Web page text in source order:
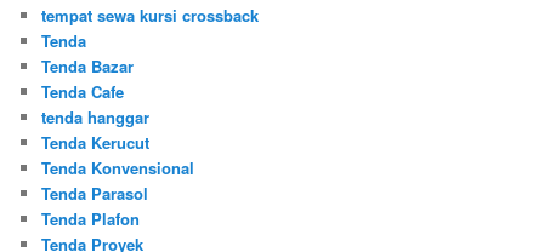
tempat sewa kursi crossback
Tenda
Tenda Bazar
Tenda Cafe
tenda hanggar
Tenda Kerucut
Tenda Konvensional
Tenda Parasol
Tenda Plafon
Tenda Proyek